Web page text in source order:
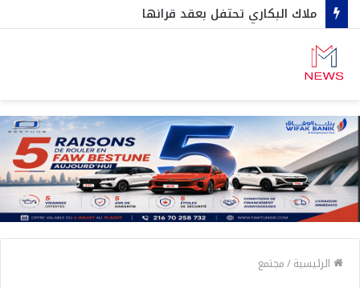
ملاك البكاري تحتفل بعقد قرانها
الرئيسية/مجتمع